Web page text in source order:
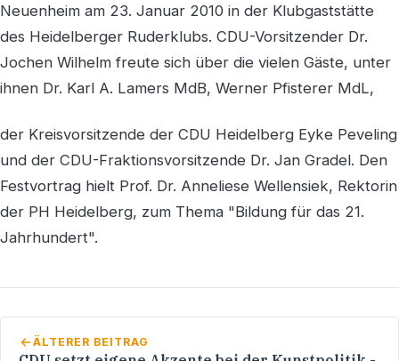
Neuenheim am 23. Januar 2010 in der Klubgaststätte
des Heidelberger Ruderklubs. CDU-Vorsitzender Dr.
Jochen Wilhelm freute sich über die vielen Gäste, unter
ihnen Dr. Karl A. Lamers MdB, Werner Pfisterer MdL,
der Kreisvorsitzende der CDU Heidelberg Eyke Peveling
und der CDU-Fraktionsvorsitzende Dr. Jan Gradel. Den
Festvortrag hielt Prof. Dr. Anneliese Wellensiek, Rektorin
der PH Heidelberg, zum Thema "Bildung für das 21.
Jahrhundert".
ÄLTERER BEITRAG